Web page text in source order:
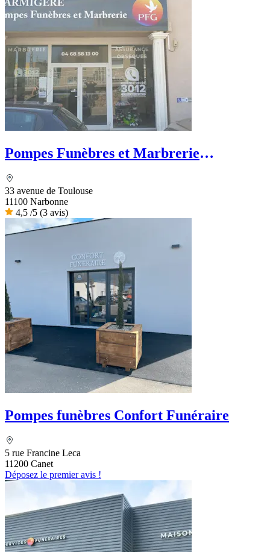
Pompes Funèbres et Marbrerie
33 avenue de Toulouse
11100 Narbonne
4,5 /5 (3 avis)
Pompes funèbres Confort Funéraire
5 rue Francine Leca
11200 Canet
Déposez le premier avis !